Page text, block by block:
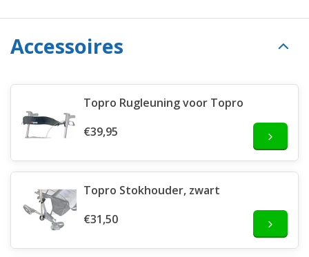
Accessoires
Topro Rugleuning voor Topro
€39,95
Topro Stokhouder, zwart
€31,50